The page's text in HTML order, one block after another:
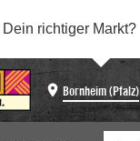
Dein richtiger Markt?
Bornheim (Pfalz)